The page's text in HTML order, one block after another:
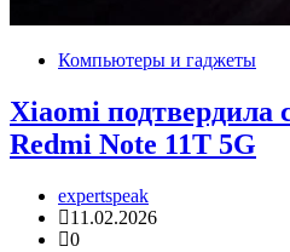
Компьютеры и гаджеты
Xiaomi подтвердила
Redmi Note 11T 5G
expertspeak
11.02.2026
0